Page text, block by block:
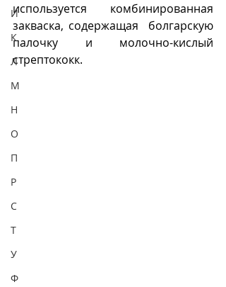
И
К
Л
М
Н
О
П
Р
С
Т
У
Ф
используется комбинированная
закваска, содержащая  болгарскую
палочку и молочно-кислый
стрептококк.